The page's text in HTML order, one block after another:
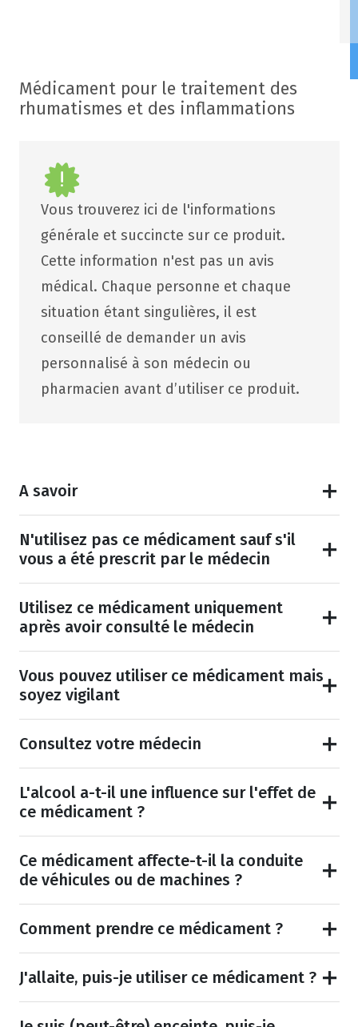
Médicament pour le traitement des
rhumatismes et des inflammations
Vous trouverez ici de l'informations
générale et succincte sur ce produit.
Cette information n'est pas un avis
médical. Chaque personne et chaque
situation étant singulières, il est
conseillé de demander un avis
personnalisé à son médecin ou
pharmacien avant d’utiliser ce produit.
A savoir
N'utilisez pas ce médicament sauf s'il
vous a été prescrit par le médecin
Utilisez ce médicament uniquement
après avoir consulté le médecin
Vous pouvez utiliser ce médicament mais
soyez vigilant
Consultez votre médecin
L'alcool a-t-il une influence sur l'effet de
ce médicament ?
Ce médicament affecte-t-il la conduite
de véhicules ou de machines ?
Comment prendre ce médicament ?
J'allaite, puis-je utiliser ce médicament ?